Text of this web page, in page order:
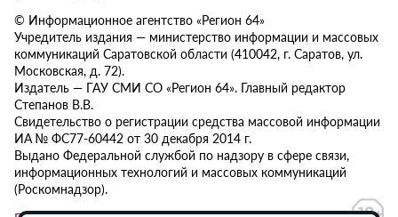
© Информационное агентство «Регион 64»
Учредитель издания — министерство информации и массовых
коммуникаций Саратовской области (410042, г. Саратов, ул.
Московская, д. 72).
Издатель — ГАУ СМИ СО «Регион 64». Главный редактор
Степанов В.В.
Свидетельство о регистрации средства массовой информации
ИА № ФС77-60442 от 30 декабря 2014 г.
Выдано Федеральной службой по надзору в сфере связи,
информационных технологий и массовых коммуникаций
(Роскомнадзор).